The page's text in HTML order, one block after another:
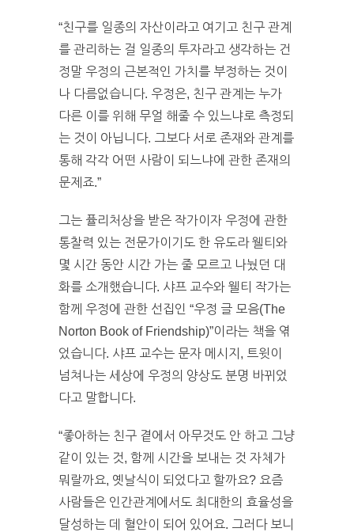
“친구를 일종의 자산이라고 여기고 친구 관계
를 관리하는 걸 일종의 투자라고 생각하는 건
정말 우정의 근본적인 가치를 부정하는 것이
나 다름없습니다. 우정은, 친구 관계는 누가
다른 이를 위해 무얼 해줄 수 있느냐로 측정되
는 것이 아닙니다. 그보다 서로 존재와 관계를
통해 각각 어떤 사람이 되느냐에 관한 존재의
문제죠.”
그는 퓰리처상을 받은 작가이자 우정에 관한
통찰력 있는 전문가이기도 한 유도라 웰티와
몇 시간 동안 시간 가는 줄 모르고 나눴던 대
화를 소개했습니다. 샤프 교수와 웰티 작가는
함께 우정에 관한 선집인 “우정 글 모음(The
Norton Book of Friendship)”이라는 책을 엮
었습니다. 샤프 교수는 문자 메시지, 트윗이
넘쳐나는 세상에 우정의 양상도 분명 바뀌었
다고 말합니다.
“좋아하는 친구 곁에서 아무것도 안 하고 그냥
같이 있는 것, 함께 시간을 보내는 것 자체가
뭐랄까요, 옛날식이 되었다고 할까요? 요즘
사람들은 인간관계에서도 최대한의 효율성을
달성하는 데 혈안이 되어 있어요. 그러다 보니